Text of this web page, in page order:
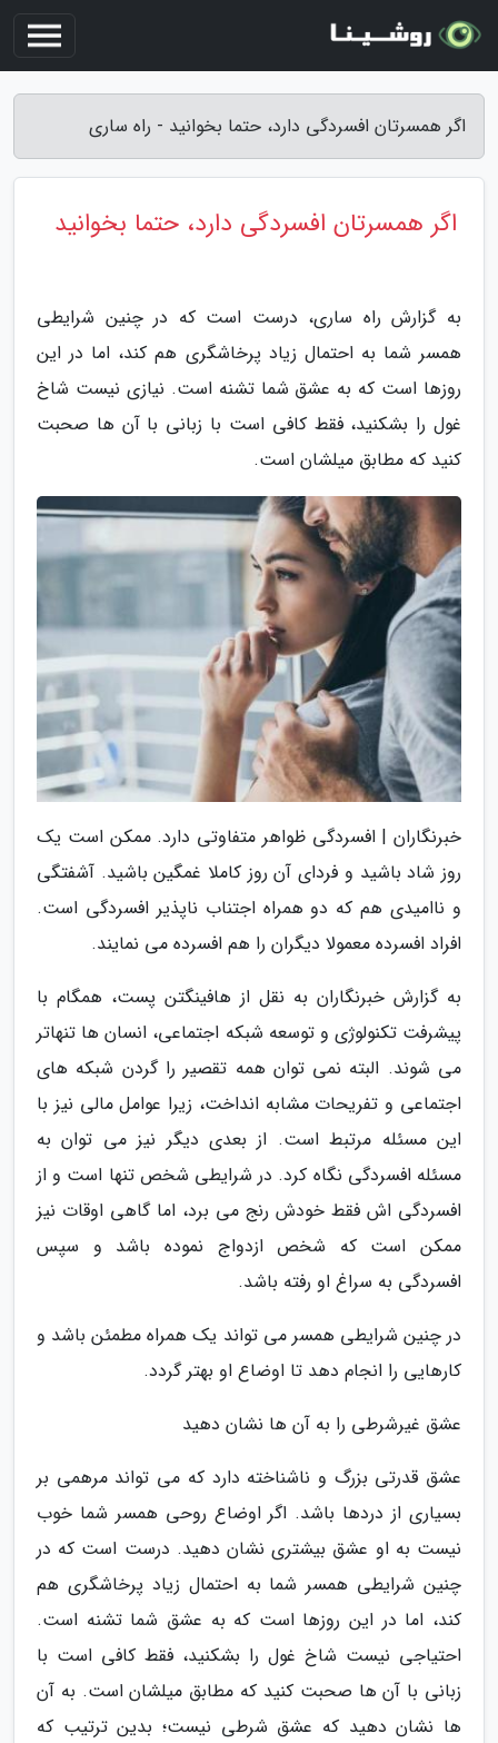
اگر همسرتان افسردگی دارد، حتما بخوانید - راه ساری
اگر همسرتان افسردگی دارد، حتما بخوانید
به گزارش راه ساری، درست است که در چنین شرایطی
همسر شما به احتمال زیاد پرخاشگری هم کند، اما در این
روزها است که به عشق شما تشنه است. نیازی نیست شاخ
غول را بشکنید، فقط کافی است با زبانی با آن ها صحبت
کنید که مطابق میلشان است.
خبرنگاران | افسردگی ظواهر متفاوتی دارد. ممکن است یک
روز شاد باشید و فردای آن روز کاملا غمگین باشید. آشفتگی
و ناامیدی هم که دو همراه اجتناب ناپذیر افسردگی است.
افراد افسرده معمولا دیگران را هم افسرده می نمایند.
به گزارش خبرنگاران به نقل از هافینگتن پست، همگام با
پیشرفت تکنولوژی و توسعه شبکه اجتماعی، انسان ها تنهاتر
می شوند. البته نمی توان همه تقصیر را گردن شبکه های
اجتماعی و تفریحات مشابه انداخت، زیرا عوامل مالی نیز با
این مسئله مرتبط است. از بعدی دیگر نیز می توان به
مسئله افسردگی نگاه کرد. در شرایطی شخص تنها است و از
افسردگی اش فقط خودش رنج می برد، اما گاهی اوقات نیز
ممکن است که شخص ازدواج نموده باشد و سپس
افسردگی به سراغ او رفته باشد.
در چنین شرایطی همسر می تواند یک همراه مطمئن باشد و
کارهایی را انجام دهد تا اوضاع او بهتر گردد.
عشق غیرشرطی را به آن ها نشان دهید
عشق قدرتی بزرگ و ناشناخته دارد که می تواند مرهمی بر
بسیاری از دردها باشد. اگر اوضاع روحی همسر شما خوب
نیست به او عشق بیشتری نشان دهید. درست است که در
چنین شرایطی همسر شما به احتمال زیاد پرخاشگری هم
کند، اما در این روزها است که به عشق شما تشنه است.
احتیاجی نیست شاخ غول را بشکنید، فقط کافی است با
زبانی با آن ها صحبت کنید که مطابق میلشان است. به آن
ها نشان دهید که عشق شرطی نیست؛ بدین ترتیب که